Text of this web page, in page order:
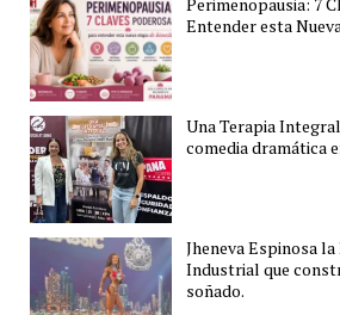
Perimenopausia: 7
Entender esta
Una Terapia
comedia dramática
Jheneva Espinosa
Industrial que
soñado.